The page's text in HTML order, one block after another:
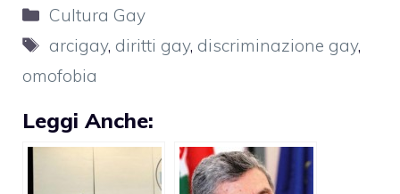
Categorie
Cultura Gay
Tag
arcigay, diritti gay, discriminazione gay,
omofobia
Leggi Anche: